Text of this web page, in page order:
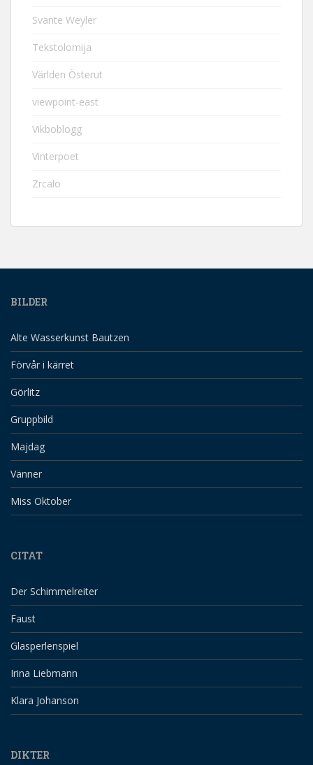
Svante Weyler
Tekstolomija
Världen Österut
viewpoint-east
Vikboblogg
Vinterpoet
Zrcalo
BILDER
Alte Wasserkunst Bautzen
Förvår i kärret
Görlitz
Gruppbild
Majdag
Vänner
Miss Oktober
CITAT
Der Schimmelreiter
Faust
Glasperlenspiel
Irina Liebmann
Klara Johanson
DIKTER